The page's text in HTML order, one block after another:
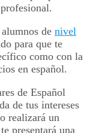
de nivel
para que te
como con la
en español.
de Español
de tus intereses
realizará un
presentará una